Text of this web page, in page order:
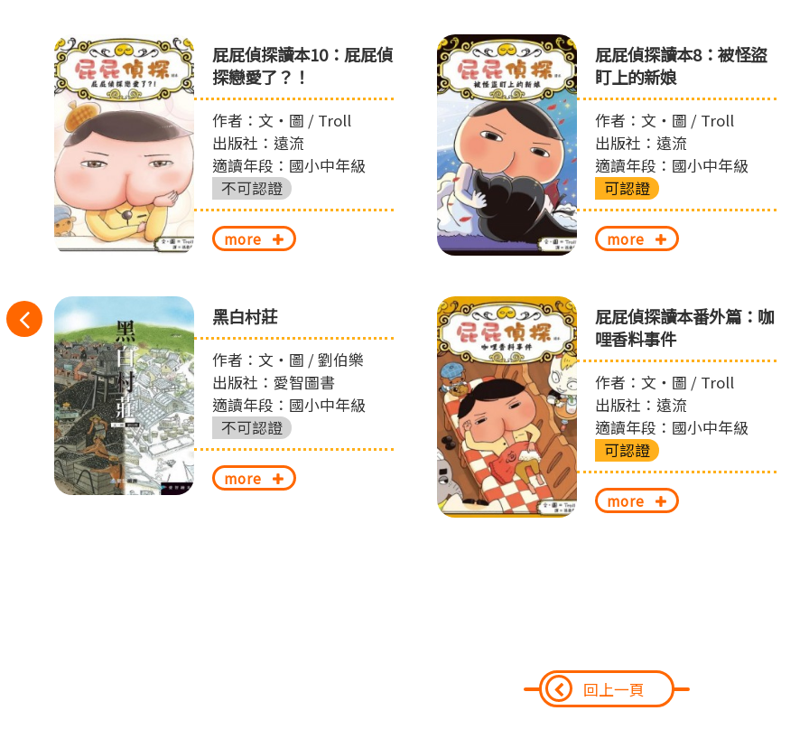
往
左
切
換
屁屁偵探讀本10：屁屁偵
探戀愛了？！
作者：文‧圖 / Troll
出版社：遠流
適讀年段：國小中年級
不可認證
more
黑白村莊
作者：文‧圖 / 劉伯樂
出版社：愛智圖書
適讀年段：國小中年級
不可認證
more
屁屁偵探讀本8：被怪盜
盯上的新娘
作者：文‧圖 / Troll
出版社：遠流
適讀年段：國小中年級
可認證
more
屁屁偵探讀本番外篇：咖
哩香料事件
作者：文‧圖 / Troll
出版社：遠流
適讀年段：國小中年級
可認證
more
回上一頁